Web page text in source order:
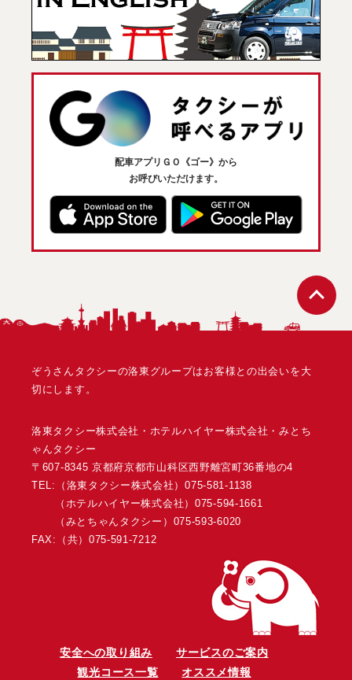
配車アプリＧＯ《ゴー》から
お呼びいただけます。
ぞうさんタクシーの洛東グループはお客様との出会いを大
切にします。
洛東タクシー株式会社・ホテルハイヤー株式会社・みとち
ゃんタクシー
〒607-8345 京都府京都市山科区西野離宮町36番地の4
TEL:（洛東タクシー株式会社）075-581-1138
（ホテルハイヤー株式会社） 075-594-1661
（みとちゃんタクシー） 075-593-6020
FAX:（共）075-591-7212
安全への取り組み
サービスのご案内
観光コース一覧
オススメ情報